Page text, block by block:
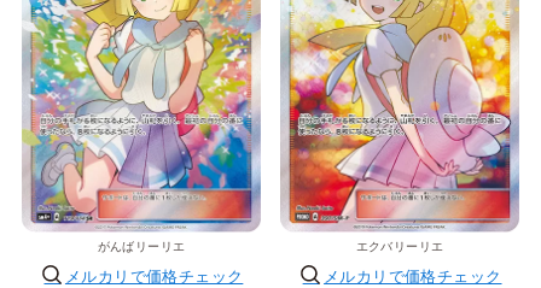
がんばリーリエ
メルカリで価格チェック
エクバリーリエ
メルカリで価格チェック